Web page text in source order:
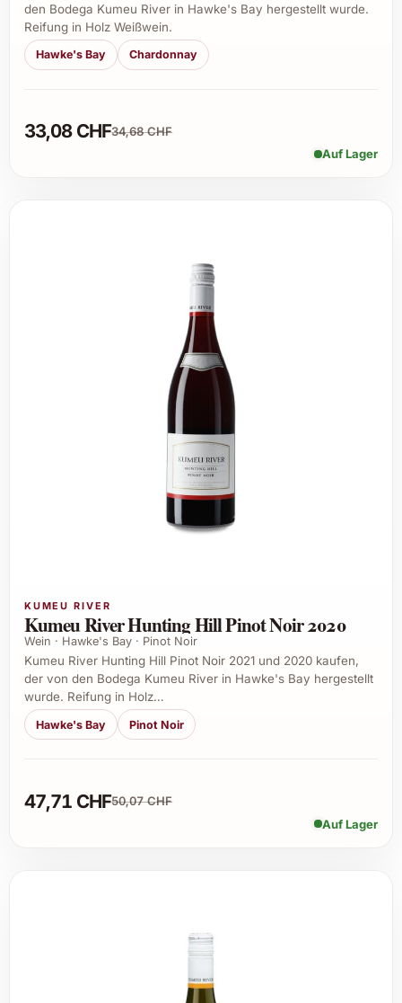
den Bodega Kumeu River in Hawke's Bay hergestellt wurde.
Reifung in Holz Weißwein.
Hawke's Bay Chardonnay
33,08 CHF34,68 CHF
Auf Lager
KUMEU RIVER
Kumeu River Hunting Hill Pinot Noir 2020
Wein · Hawke's Bay · Pinot Noir
Kumeu River Hunting Hill Pinot Noir 2021 und 2020 kaufen,
der von den Bodega Kumeu River in Hawke's Bay hergestellt
wurde. Reifung in Holz…
Hawke's Bay Pinot Noir
47,71 CHF50,07 CHF
Auf Lager